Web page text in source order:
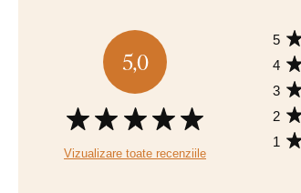
5,0
Vizualizare toate recenziile
1
2
3
4
5